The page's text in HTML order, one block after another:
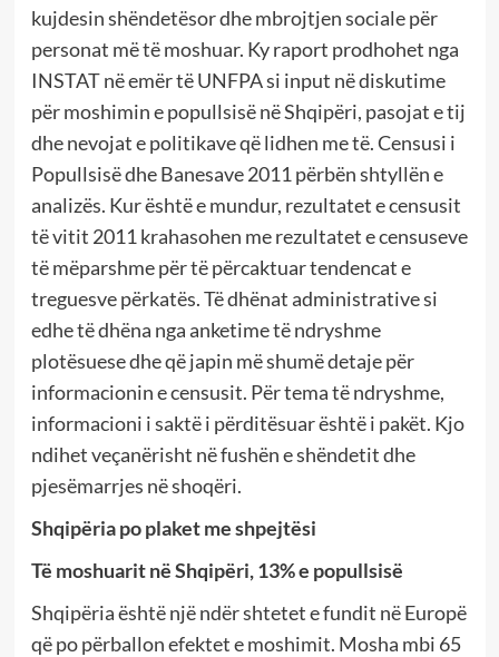
kujdesin shëndetësor dhe mbrojtjen sociale për
personat më të moshuar. Ky raport prodhohet nga
INSTAT në emër të UNFPA si input në diskutime
për moshimin e popullsisë në Shqipëri, pasojat e tij
dhe nevojat e politikave që lidhen me të. Censusi i
Popullsisë dhe Banesave 2011 përbën shtyllën e
analizës. Kur është e mundur, rezultatet e censusit
të vitit 2011 krahasohen me rezultatet e censuseve
të mëparshme për të përcaktuar tendencat e
treguesve përkatës. Të dhënat administrative si
edhe të dhëna nga anketime të ndryshme
plotësuese dhe që japin më shumë detaje për
informacionin e censusit. Për tema të ndryshme,
informacioni i saktë i përditësuar është i pakët. Kjo
ndihet veçanërisht në fushën e shëndetit dhe
pjesëmarrjes në shoqëri.
Shqipëria po plaket me shpejtësi
Të moshuarit në Shqipëri, 13% e popullsisë
Shqipëria është një ndër shtetet e fundit në Europë
që po përballon efektet e moshimit. Mosha mbi 65